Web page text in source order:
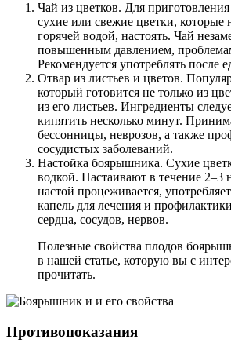
Чай из цветков. Для
сухие или свежие цветки, которые
горячей водой, настоять. Чай
повышенным давлением,
Рекомендуется употреблять после
Отвар из листьев и цветов.
который готовится не только из
из его листьев. Ингредиенты
кипятить несколько минут.
бессонницы, неврозов, а также
сосудистых заболеваний.
Настойка боярышника. Сухие
водкой. Настаивают в течение 2–3
настой процеживается,
капель для лечения и
сердца, сосудов, нервов.
Полезные свойства плодов
в нашей статье, которую вы с
прочитать.
Противопоказания